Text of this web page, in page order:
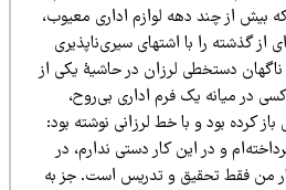
از چند دهه لوازم اداری معیوب،
را با اشتهای سیری‌ناپذیری
دستخطی لرزان در حاشیهٔ یکی از
میانه یک فرم اداری بی‌روح،
بود و با خط لرزانی نوشته بود:
و در این کار دستی ندارم، در
فقط تحقیق و تدریس است. جز به